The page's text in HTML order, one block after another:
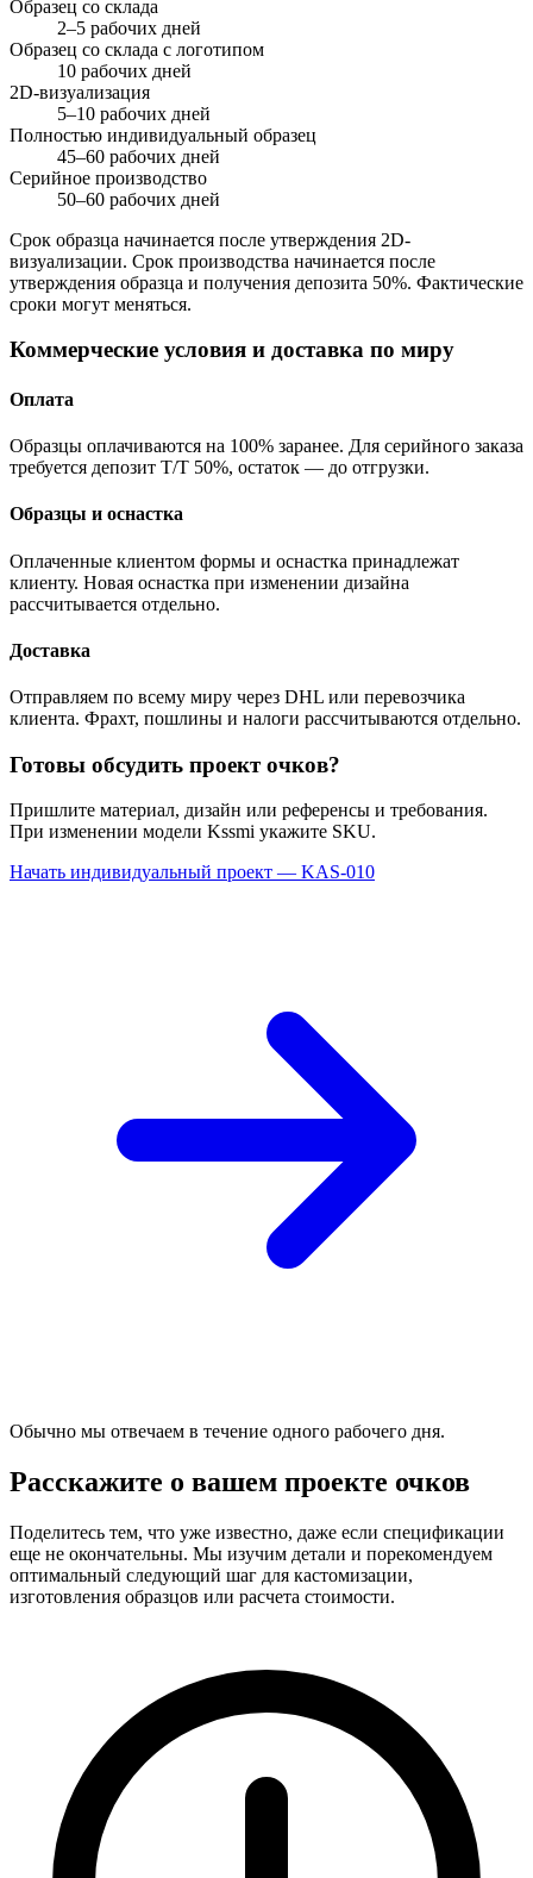
Образец со склада
2–5 рабочих дней
Образец со склада с логотипом
10 рабочих дней
2D-визуализация
5–10 рабочих дней
Полностью индивидуальный образец
45–60 рабочих дней
Серийное производство
50–60 рабочих дней
Срок образца начинается после утверждения 2D-
визуализации. Срок производства начинается после
утверждения образца и получения депозита 50%. Фактические
сроки могут меняться.
Коммерческие условия и доставка по миру
Оплата
Образцы оплачиваются на 100% заранее. Для серийного заказа
требуется депозит T/T 50%, остаток — до отгрузки.
Образцы и оснастка
Оплаченные клиентом формы и оснастка принадлежат
клиенту. Новая оснастка при изменении дизайна
рассчитывается отдельно.
Доставка
Отправляем по всему миру через DHL или перевозчика
клиента. Фрахт, пошлины и налоги рассчитываются отдельно.
Готовы обсудить проект очков?
Пришлите материал, дизайн или референсы и требования.
При изменении модели Kssmi укажите SKU.
Начать индивидуальный проект — KAS-010
Обычно мы отвечаем в течение одного рабочего дня.
Расскажите о вашем проекте очков
Поделитесь тем, что уже известно, даже если спецификации
еще не окончательны. Мы изучим детали и порекомендуем
оптимальный следующий шаг для кастомизации,
изготовления образцов или расчета стоимости.